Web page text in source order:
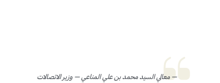
—معالي السيد محمد بن علي المناعي — وزير الاتصالات